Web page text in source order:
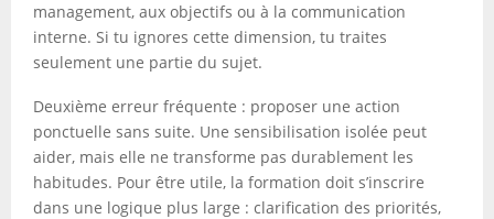
management, aux objectifs ou à la communication
interne. Si tu ignores cette dimension, tu traites
seulement une partie du sujet.
Deuxième erreur fréquente : proposer une action
ponctuelle sans suite. Une sensibilisation isolée peut
aider, mais elle ne transforme pas durablement les
habitudes. Pour être utile, la formation doit s’inscrire
dans une logique plus large : clarification des priorités,